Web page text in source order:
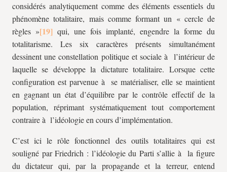
considérés analytiquement comme des éléments essentiels du
phénomène totalitaire, mais comme formant un « cercle de
règles »
qui, une fois implanté, engendre la forme du
totalitarisme. Les six caractères présents simultanément
dessinent une constellation politique et sociale à l’intérieur de
laquelle se développe la dictature totalitaire. Lorsque cette
configuration est parvenue à se matérialiser, elle se maintient
en gagnant un état d’équilibre par le contrôle effectif de la
population, réprimant systématiquement tout comportement
contraire à l’idéologie en cours d’implémentation.
C’est ici le rôle fonctionnel des outils totalitaires qui est
souligné par Friedrich : l’idéologie du Parti s’allie à la figure
du dictateur qui, par la propagande et la terreur, entend